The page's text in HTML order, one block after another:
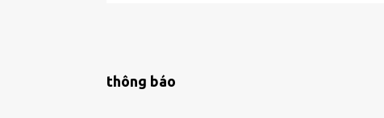
thông báo